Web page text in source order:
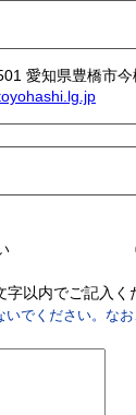
愛知県豊橋市
以内でご記入く
いでください。な